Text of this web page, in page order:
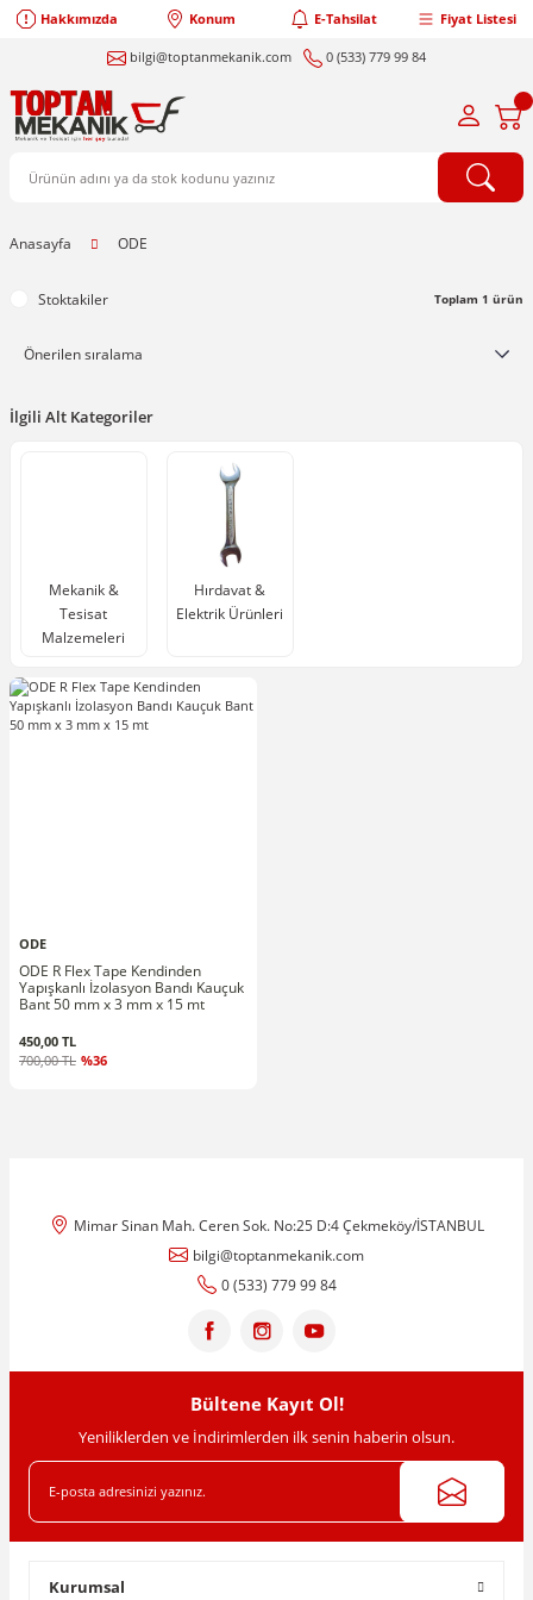
Hakkımızda Konum E-Tahsilat Fiyat Listesi
bilgi@toptanmekanik.com 0 (533) 779 99 84
Anasayfa ODE
Stoktakiler Toplam 1 ürün
İlgili Alt Kategoriler
Mekanik &
Tesisat
Malzemeleri
Hırdavat &
Elektrik Ürünleri
ODE
ODE R Flex Tape Kendinden
Yapışkanlı İzolasyon Bandı Kauçuk
Bant 50 mm x 3 mm x 15 mt
450,00 TL
700,00 TL %36
Mimar Sinan Mah. Ceren Sok. No:25 D:4 Çekmeköy/İSTANBUL
bilgi@toptanmekanik.com
0 (533) 779 99 84
Bültene Kayıt Ol!
Yeniliklerden ve İndirimlerden ilk senin haberin olsun.
Kurumsal